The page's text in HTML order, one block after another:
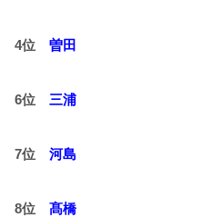
4位 曽田
6位 三浦
7位 河島
8位 髙橋